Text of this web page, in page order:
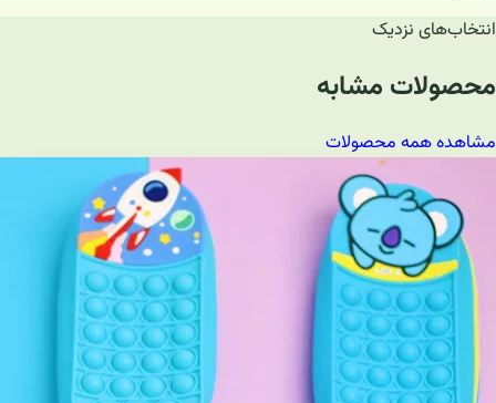
انتخاب‌های نزدیک
محصولات مشابه
مشاهده همه محصولات